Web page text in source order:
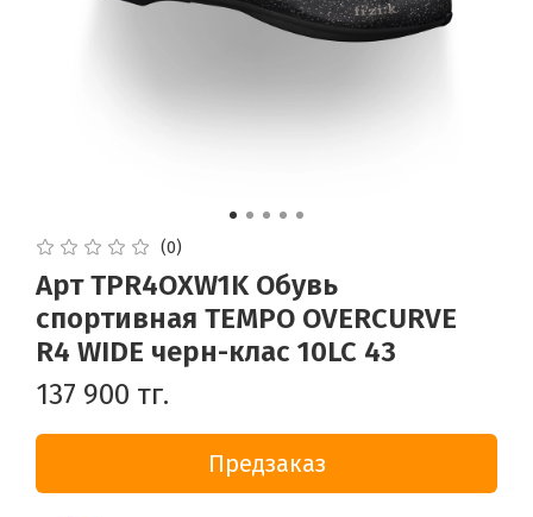
(0)
Арт TPR4OXW1K Обувь
спортивная TEMPO OVERCURVE
R4 WIDE черн-клас 10LC 43
137 900 тг.
Предзаказ